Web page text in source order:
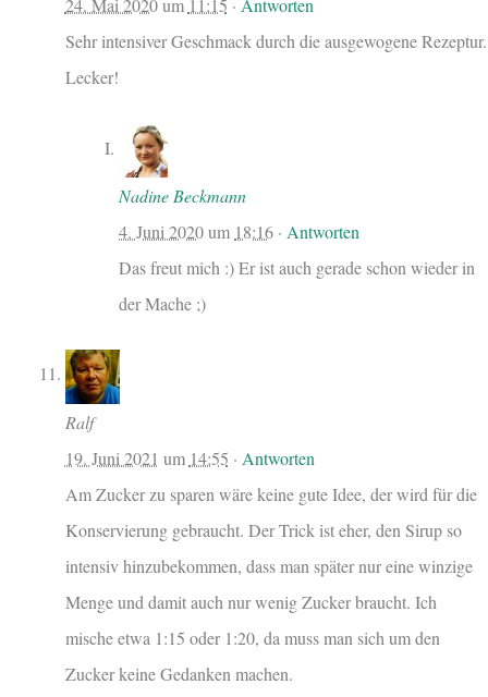
24. Mai 2020um 11:15 · Antworten
Sehr intensiver Geschmack durch die ausgewogene Rezeptur.
Lecker!
Nadine Beckmann
4. Juni 2020um 18:16 · Antworten
Das freut mich :) Er ist auch gerade schon wieder in
der Mache ;)
Ralf
19. Juni 2021 um 14:55 · Antworten
Am Zucker zu sparen wäre keine gute Idee, der wird für die
Konservierung gebraucht. Der Trick ist eher, den Sirup so
intensiv hinzubekommen, dass man später nur eine winzige
Menge und damit auch nur wenig Zucker braucht. Ich
mische etwa 1:15 oder 1:20, da muss man sich um den
Zucker keine Gedanken machen.